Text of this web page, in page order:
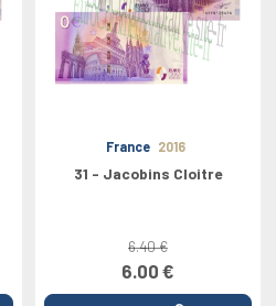
France 2016
31 - Jacobins Cloitre
6.40 €
6.00 €